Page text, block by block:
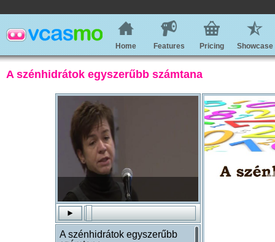
Home Features Pricing Showcase
A szénhidrátok egyszerűbb számtana